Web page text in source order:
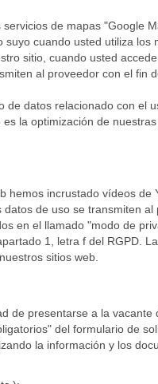
de mapas "Google
cuando usted utiliza
sitio, cuando usted
al proveedor con el
de datos relacionado con el
la optimización de
hemos incrustado vídeos
de uso se transmiten
en el llamado "modo de
1, letra f del RGPD.
sitios web.
de presentarse a la
del formulario de
la información y los